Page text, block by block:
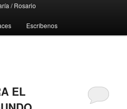
/ Rosario
Escríbenos
EL